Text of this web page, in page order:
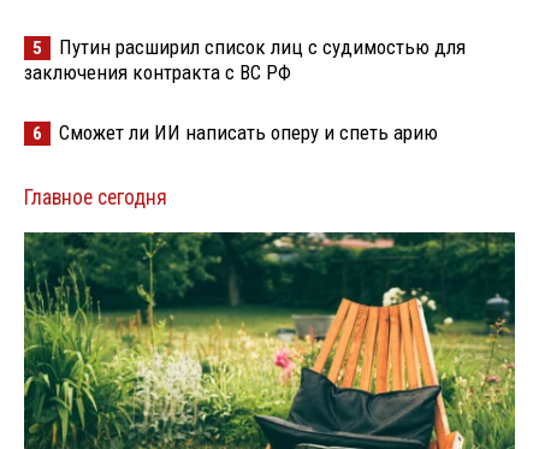
5
Путин расширил список лиц с судимостью для
заключения контракта с ВС РФ
6 Сможет ли ИИ написать оперу и спеть арию
Главное сегодня